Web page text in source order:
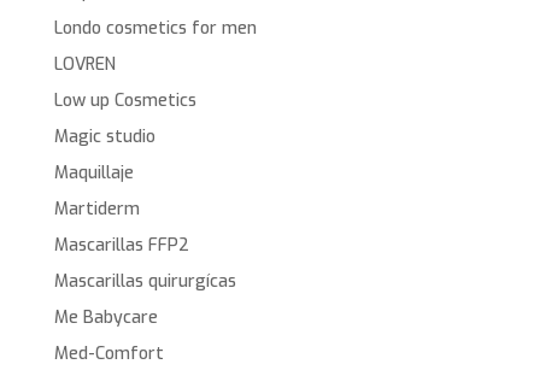
Londo cosmetics for men
LOVREN
Low up Cosmetics
Magic studio
Maquillaje
Martiderm
Mascarillas FFP2
Mascarillas quirurgícas
Me Babycare
Med-Comfort